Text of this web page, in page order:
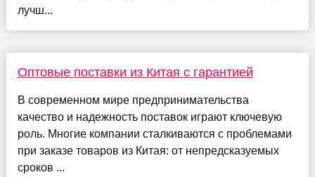
лучш...
Оптовые поставки из Китая с гарантией
В современном мире предпринимательства
качество и надежность поставок играют ключевую
роль. Многие компании сталкиваются с проблемами
при заказе товаров из Китая: от непредсказуемых
сроков ...